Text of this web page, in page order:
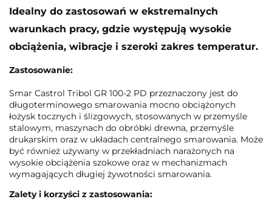
Idealny do zastosowań w ekstremalnych
warunkach pracy, gdzie występują wysokie
obciążenia, wibracje i szeroki zakres temperatur.
Zastosowanie:
Smar Castrol Tribol GR 100-2 PD przeznaczony jest do
długoterminowego smarowania mocno obciążonych
łożysk tocznych i ślizgowych, stosowanych w przemyśle
stalowym, maszynach do obróbki drewna, przemyśle
drukarskim oraz w układach centralnego smarowania. Może
być również używany w przekładniach narażonych na
wysokie obciążenia szokowe oraz w mechanizmach
wymagających długiej żywotności smarowania.
Zalety i korzyści z zastosowania: